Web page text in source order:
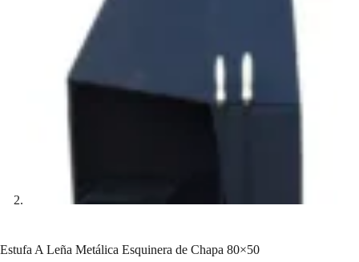
Estufa A Leña Metálica Esquinera de Chapa 80×50